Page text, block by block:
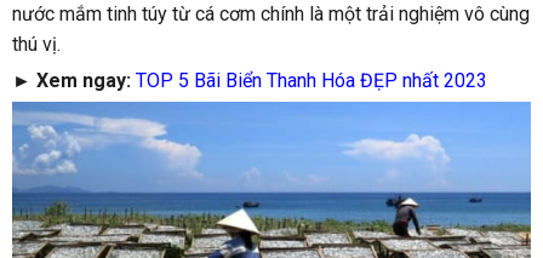
nước mắm tinh túy từ cá cơm chính là một trải nghiệm vô cùng
thú vị.
► Xem ngay: TOP 5 Bãi Biển Thanh Hóa ĐẸP nhất 2023